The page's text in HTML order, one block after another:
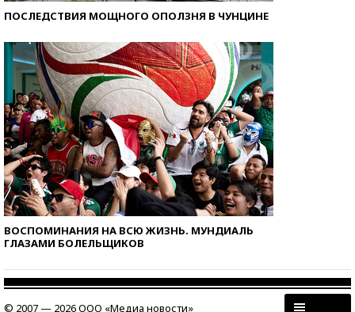
ПОСЛЕДСТВИЯ МОЩНОГО ОПОЛЗНЯ В ЧУНЦИНЕ
ВОСПОМИНАНИЯ НА ВСЮ ЖИЗНЬ. МУНДИАЛЬ
ГЛАЗАМИ БОЛЕЛЬЩИКОВ
© 2007 — 2026 ООО «Медиа новости»